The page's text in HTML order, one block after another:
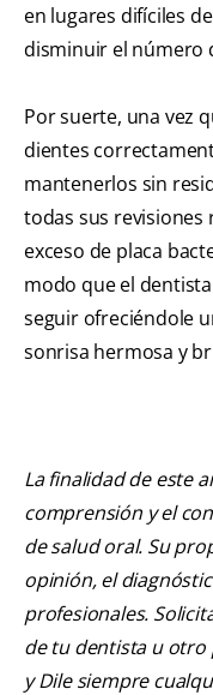
en lugares difíciles
disminuir el número
Por suerte, una vez
dientes
mantenerlos sin
todas sus revisiones
exceso de placa
modo que el
seguir ofreciéndole
sonrisa hermosa y
La finalidad de este
comprensión y el
de salud oral. Su
opinión, el
profesionales.
de tu dentista u otro
y Dile siempre